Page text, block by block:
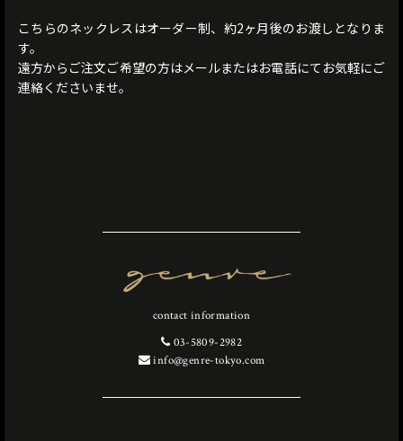
こちらのネックレスはオーダー制、約2ヶ月後のお渡しとなりま
す。
遠方からご注文ご希望の方はメールまたはお電話にてお気軽にご
連絡くださいませ。
contact information
03-5809-2982
info@genre-tokyo.com